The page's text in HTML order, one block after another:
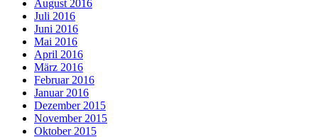
August 2016
Juli 2016
Juni 2016
Mai 2016
April 2016
März 2016
Februar 2016
Januar 2016
Dezember 2015
November 2015
Oktober 2015